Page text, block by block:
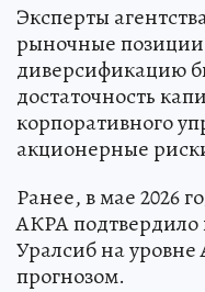
Эксперты
рыночные
диверсификацию
достаточность
корпоративного
акционерные
Ранее, в мае 2026
АКРА
Уралсиб на
прогнозом.